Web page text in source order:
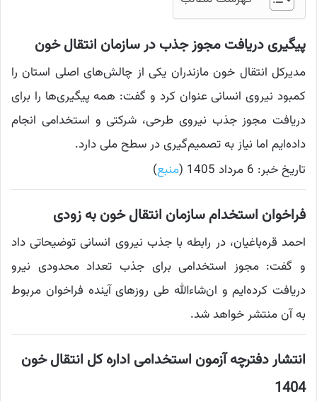
پیگیری دریافت مجوز جذب در سازمان انتقال خون
مدیرکل انتقال خون مازندران یکی از چالش‌های اصلی استان را
کمبود نیروی انسانی عنوان کرد و گفت: همه پیگیری‌ها را برای
دریافت مجوز جذب نیروی طرحی، شرکتی و استخدامی انجام
داده‌ایم اما نیاز به تصمیم‌گیری در سطح ملی دارد.
تاریخ خبر: 6 مرداد 1405 (
منبع)
فراخوان استخدام سازمان انتقال خون به زودی
احمد قره‌باغیان، در رابطه با جذب نیروی انسانی توضیحاتی داد
و گفت: مجوز استخدامی برای جذب تعداد محدودی نیرو
دریافت کرده‌ایم و ان‌شاءالله طی روزهای آینده فراخوان مربوط
به آن منتشر خواهد شد.
انتشار دفترچه آزمون استخدامی اداره کل انتقال خون
1404